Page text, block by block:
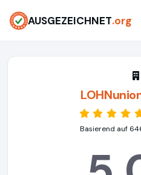
AUSGEZEICHNET.org
Basierend auf